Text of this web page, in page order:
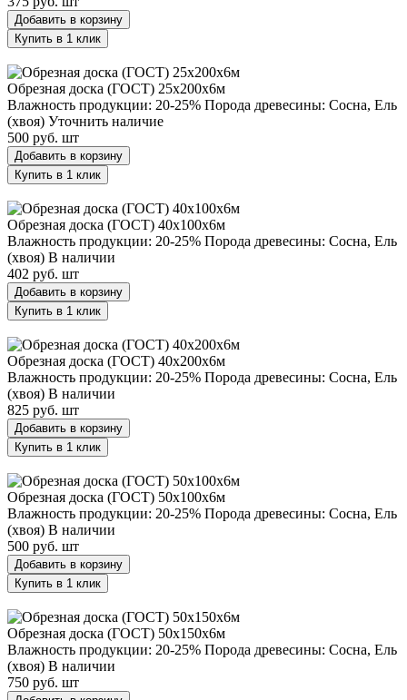
Добавить в корзину
Купить в 1 клик
Обрезная доска (ГОСТ) 25х200х6м
Влажность продукции: 20-25% Порода древесины: Сосна, Ель
(хвоя) Уточнить наличие
500 руб. шт
Добавить в корзину
Купить в 1 клик
Обрезная доска (ГОСТ) 40х100х6м
Влажность продукции: 20-25% Порода древесины: Сосна, Ель
(хвоя) В наличии
402 руб. шт
Добавить в корзину
Купить в 1 клик
Обрезная доска (ГОСТ) 40х200х6м
Влажность продукции: 20-25% Порода древесины: Сосна, Ель
(хвоя) В наличии
825 руб. шт
Добавить в корзину
Купить в 1 клик
Обрезная доска (ГОСТ) 50х100х6м
Влажность продукции: 20-25% Порода древесины: Сосна, Ель
(хвоя) В наличии
500 руб. шт
Добавить в корзину
Купить в 1 клик
Обрезная доска (ГОСТ) 50х150х6м
Влажность продукции: 20-25% Порода древесины: Сосна, Ель
(хвоя) В наличии
750 руб. шт